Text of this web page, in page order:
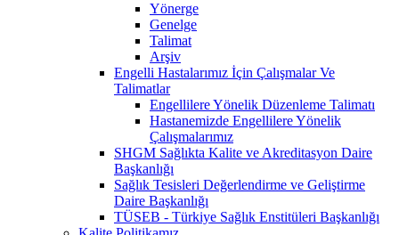
Yönerge
Genelge
Talimat
Arşiv
Engelli Hastalarımız İçin Çalışmalar Ve
Talimatlar
Engellilere Yönelik Düzenleme Talimatı
Hastanemizde Engellilere Yönelik
Çalışmalarımız
SHGM Sağlıkta Kalite ve Akreditasyon Daire
Başkanlığı
Sağlık Tesisleri Değerlendirme ve Geliştirme
Daire Başkanlığı
TÜSEB - Türkiye Sağlık Enstitüleri Başkanlığı